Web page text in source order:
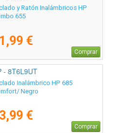
y Ratón Inalámbricos HP
655
€
Comprar
- 8T6L9UT
Inalámbrico HP 685
Negro
€
Comprar